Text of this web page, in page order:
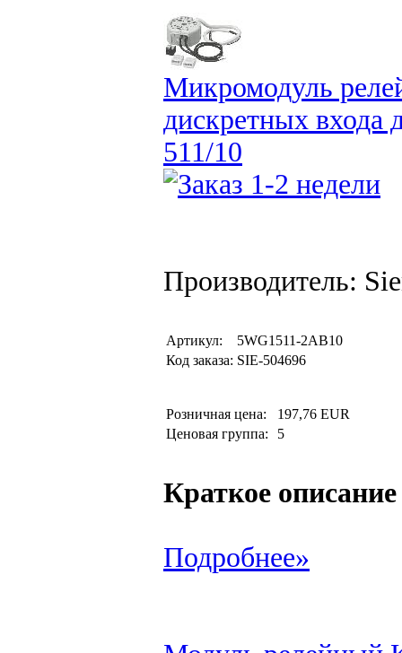
Микромодуль
дискретных входа
511/10
Производитель:
Артикул:
5WG1511-2AB10
Код заказа: SIE-504696
Розничная цена:
197,76 EUR
Ценовая группа:
5
Краткое описание
Подробнее»